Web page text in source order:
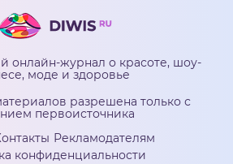
онлайн-журнал о красоте, шоу-
моде и здоровье
разрешена только с
первоисточника
Рекламодателям
конфиденциальности